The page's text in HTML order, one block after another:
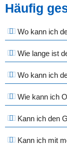
Häufig
Wo kann ich
Wie lange ist
Wo kann ich
Wie kann ich